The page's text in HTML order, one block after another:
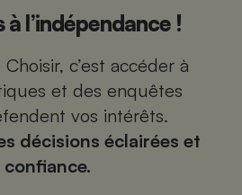
l’indépendance !
c’est accéder à
et des enquêtes
vos intérêts.
décisions éclairées et